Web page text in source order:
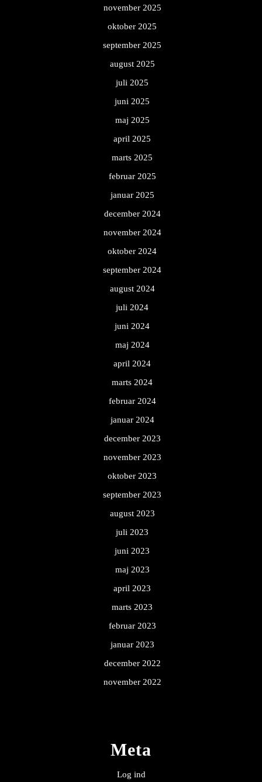
november 2025
oktober 2025
september 2025
august 2025
juli 2025
juni 2025
maj 2025
april 2025
marts 2025
februar 2025
januar 2025
december 2024
november 2024
oktober 2024
september 2024
august 2024
juli 2024
juni 2024
maj 2024
april 2024
marts 2024
februar 2024
januar 2024
december 2023
november 2023
oktober 2023
september 2023
august 2023
juli 2023
juni 2023
maj 2023
april 2023
marts 2023
februar 2023
januar 2023
december 2022
november 2022
Meta
Log ind